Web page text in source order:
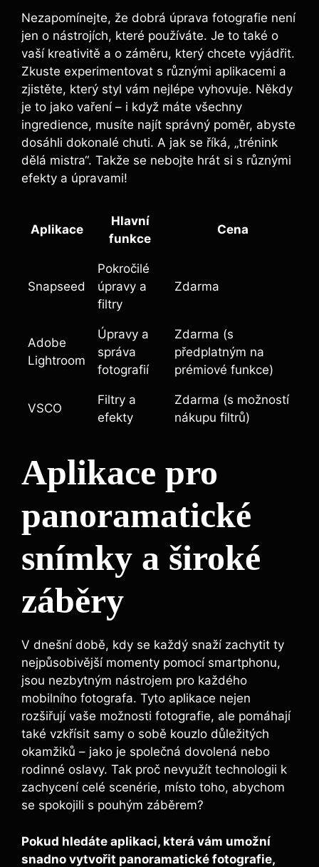
Nezapomínejte, že dobrá úprava ⁢fotografie není
jen o nástrojích, které používáte. Je to ⁢také o
vaší kreativitě a o záměru, který chcete vyjádřit.
Zkuste experimentovat‌ s různými aplikacemi a
⁣zjistěte, který styl vám nejlépe vyhovuje. Někdy
je to jako vaření⁣ – i ⁢když máte⁣ všechny
ingredience, musíte⁢ najít správný poměr, abyste
dosáhli dokonalé chuti. A jak se říká, „trénink
dělá mistra“. ‌Takže se nebojte hrát si s⁤ různými
efekty a ⁣úpravami!
Aplikace
Hlavní
funkce
Cena
Snapseed
Pokročilé
úpravy a
filtry
Zdarma
Adobe
Lightroom
Úpravy ⁢a
správa
fotografií
Zdarma​ (s
předplatným na
prémiové funkce)
VSCO
Filtry ⁢a
efekty
Zdarma (s ⁤možností
⁣nákupu filtrů)
Aplikace⁤ pro
panoramatické
snímky a široké
záběry
V ⁢dnešní době, kdy ‌se každý snaží zachytit ty
nejpůsobivější momenty pomocí smartphonu,
jsou nezbytným nástrojem pro každého
mobilního fotografa. Tyto aplikace nejen
rozšiřují vaše možnosti fotografie, ale pomáhají
také vzkřísit samy o sobě kouzlo důležitých
okamžiků – jako ‌je ​společná dovolená nebo
rodinné oslavy. Tak proč nevyužít technologii k
zachycení⁣ celé‌ scenérie, místo toho, abychom
se spokojili s pouhým záběrem?
Pokud hledáte aplikaci, která vám umožní
snadno vytvořit panoramatické fotografie,